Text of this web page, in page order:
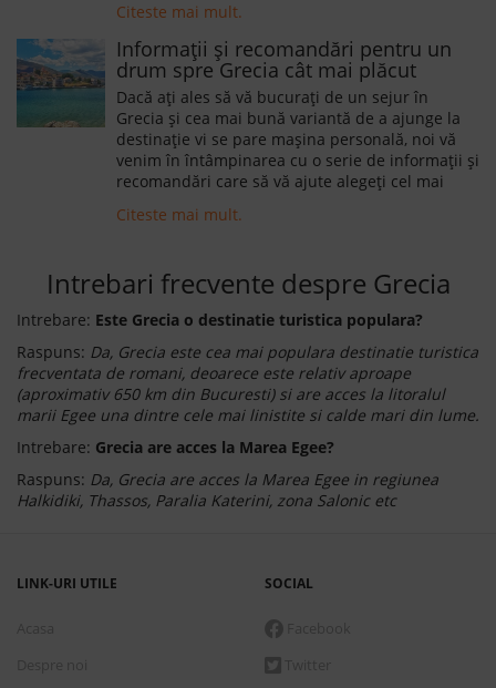
vor putea lua parte la petreceri tematice pe
plajă sau la piscină sau se vor putea distra în
cele mai celebrele cluburi, unde atmosfera este
întreținută de DJ cunoscuți pe plan
internațional.
Citeste mai mult.
Informații și recomandări pentru un
drum spre Grecia cât mai plăcut
Dacă ați ales să vă bucurați de un sejur în
Grecia și cea mai bună variantă de a ajunge la
destinație vi se pare mașina personală, noi vă
venim în întâmpinarea cu o serie de informații și
recomandări care să vă ajute alegeți cel mai
surprize neplăcute care pot apărea de-a lungul
Bulgaria.
Citeste mai mult.
Intrebari frecvente despre Grecia
Intrebare: Este Grecia o destinatie turistica populara?
Raspuns: Da, Grecia este cea mai populara destinatie turistica
frecventata de romani, deoarece este relativ aproape
(aproximativ 650 km din Bucuresti) si are acces la litoralul
marii Egee una dintre cele mai linistite si calde mari din lume.
Intrebare: Grecia are acces la Marea Egee?
Raspuns: Da, Grecia are acces la Marea Egee in regiunea
Halkidiki, Thassos, Paralia Katerini, zona Salonic etc
LINK-URI UTILE SOCIAL